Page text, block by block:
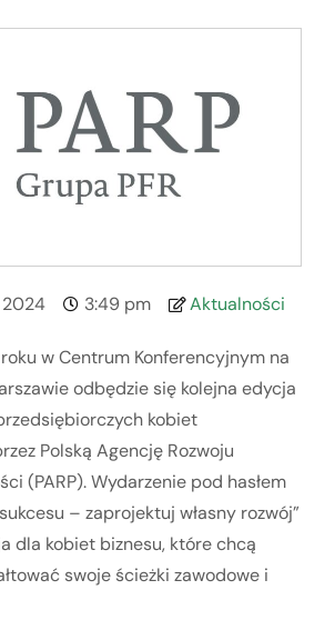
3:49 pm Aktualności
w Centrum Konferencyjnym na
odbędzie się kolejna edycja
kobiet
Polską Agencję Rozwoju
(PARP). Wydarzenie pod hasłem
– zaprojektuj własny rozwój”
dla kobiet biznesu, które chcą
swoje ścieżki zawodowe i